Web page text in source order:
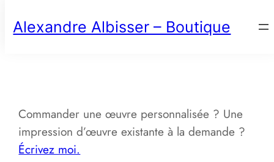
au
Alexandre Albisser – Boutique
Commander une œuvre personnalisée ? Une
impression d’œuvre existante à la demande ?
Écrivez moi.